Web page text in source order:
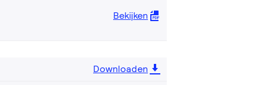
Bekijken
Downloaden